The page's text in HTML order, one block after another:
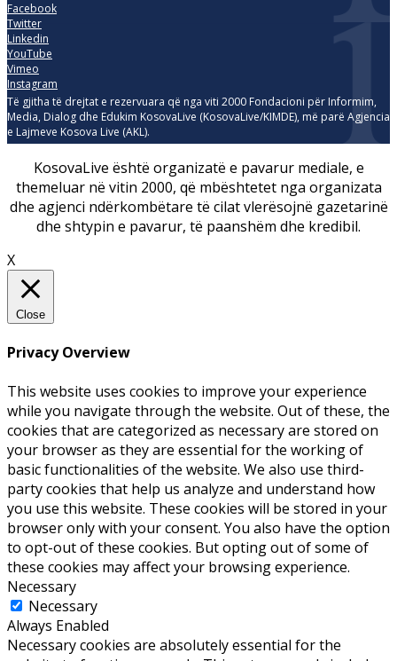
Facebook
Twitter
Linkedin
YouTube
Vimeo
Instagram
Të gjitha të drejtat e rezervuara që nga viti 2000 Fondacioni për Informim,
Media, Dialog dhe Edukim KosovaLive (KosovaLive/KIMDE), më parë Agjencia
e Lajmeve Kosova Live (AKL).
KosovaLive është organizatë e pavarur mediale, e
themeluar në vitin 2000, që mbështetet nga organizata
dhe agjenci ndërkombëtare të cilat vlerësojnë gazetarinë
dhe shtypin e pavarur, të paanshëm dhe kredibil.
X
Close
Privacy Overview
This website uses cookies to improve your experience
while you navigate through the website. Out of these, the
cookies that are categorized as necessary are stored on
your browser as they are essential for the working of
basic functionalities of the website. We also use third-
party cookies that help us analyze and understand how
you use this website. These cookies will be stored in your
browser only with your consent. You also have the option
to opt-out of these cookies. But opting out of some of
these cookies may affect your browsing experience.
Necessary
Necessary
Always Enabled
Necessary cookies are absolutely essential for the